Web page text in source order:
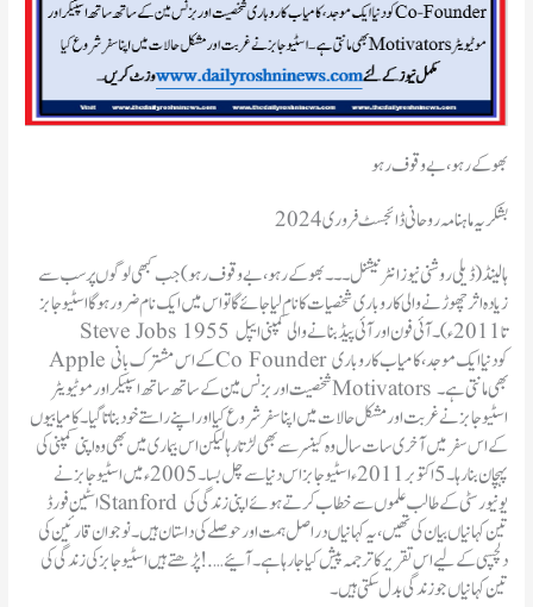
بھوکے رہو، بے وقوف رہو
بشکریہ ماہنامہ روحانی ڈائجسٹ فروری 2024
ہالینڈ(ڈیلی روشنی نیوز انٹرنیشنل ۔۔۔ بھوکے رہو، بے وقوف رہو)جب کبھی لوگوں پر سب سے
زیادہ اثر چھوڑنے والی کاروباری شخصیات کا نام لیا جائے گا تو اس میں ایک نام ضرور ہو گا اسٹیو جابز
Steve Jobs 1955 تا 2011ء)۔ آئی فون اور آئی پیڈ بنانے والی کمپنی ایپل
Apple کے اس مشترک بانی Co Founder کو دنیا ایک موجد، کامیاب کاروباری
شخصیت اور بزنس مین کے ساتھ ساتھ اسپیکر اور موٹیویٹر Motivators بھی مانتی ہے۔
اسٹیو جابز نے غربت اور مشکل حالات میں اپنا سفر شروع کیا اور اپنے راستے خود بناتا گیا۔ کامیابیوں
کے اس سفر میں آخری سات سال وہ کینسر سے بھی لڑتا رہا لیکن اس بیماری میں بھی وہ اپنی کمپنی کی
پہچان بنا رہا۔ 5 اکتوبر 2011ء اسٹیو جابز اس دنیا سے چل بسا۔ 2005ء میں اسٹیو جابز نے
اسٹین فورڈ Stanford یونیورسٹی کے طالب علموں سے خطاب کرتے ہوئے اپنی زندگی کی
تین کہانیاں بیان کی تھیں، یہ کہانیاں دراصل ہمت اور حوصلے کی داستان ہیں۔ نوجوان قارئین کی
دلچسپی کے لیے اس تقریر کا ترجمہ پیش کیا جا رہا ہے۔ آئیے ….! پڑھتے ہیں اسٹیو جابز کی زندگی کی
تین کہانیاں جو زندگی بدل سکتی ہیں۔